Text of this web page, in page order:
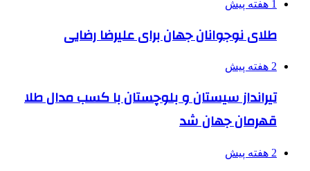
1 هفته پیش
طلای نوجوانان جهان برای علیرضا رضایی
2 هفته پیش
تیرانداز سیستان و بلوچستان با کسب مدال طلا
قهرمان جهان شد
2 هفته پیش